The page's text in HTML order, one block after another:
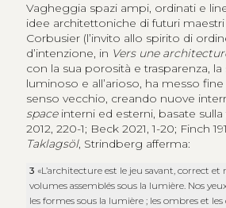
Vagheggia spazi ampi, ordinati e
idee architettoniche di futuri
Corbusier (l’invito allo spirito di
d’intenzione, in Vers une
con la sua porosità e trasparenza, la
luminoso e all’arioso, ha messo fine
senso vecchio, creando nuove
spaceinterni ed esterni, basate sulla
2012, 220-1; Beck 2021, 1-20; Finch
Taklagsöl, Strindberg afferma:
3«L’architecture est le jeu savant, correct
volumes assemblés sous la lumière. Nos
les formes sous la lumière ; les ombres et les